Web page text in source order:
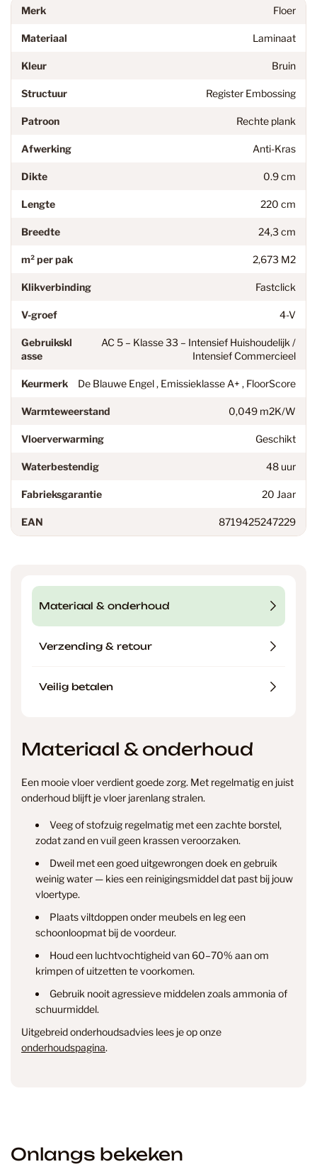
Merk Floer
Materiaal Laminaat
Kleur Bruin
Structuur Register Embossing
Patroon Rechte plank
Afwerking Anti-Kras
Dikte 0.9 cm
Lengte 220 cm
Breedte 24,3 cm
m² per pak 2,673 M2
Klikverbinding Fastclick
V-groef 4-V
Gebruikskl
asse
AC 5 – Klasse 33 – Intensief Huishoudelijk /
Intensief Commercieel
Keurmerk De Blauwe Engel , Emissieklasse A+ , FloorScore
Warmteweerstand 0,049 m2K/W
Vloerverwarming Geschikt
Waterbestendig 48 uur
Fabrieksgarantie 20 Jaar
EAN 8719425247229
Materiaal & onderhoud
Verzending & retour
Veilig betalen
Materiaal & onderhoud
Een mooie vloer verdient goede zorg. Met regelmatig en juist
onderhoud blijft je vloer jarenlang stralen.
Veeg of stofzuig regelmatig met een zachte borstel,
zodat zand en vuil geen krassen veroorzaken.
Dweil met een goed uitgewrongen doek en gebruik
weinig water — kies een reinigingsmiddel dat past bij jouw
vloertype.
Plaats viltdoppen onder meubels en leg een
schoonloopmat bij de voordeur.
Houd een luchtvochtigheid van 60–70% aan om
krimpen of uitzetten te voorkomen.
Gebruik nooit agressieve middelen zoals ammonia of
schuurmiddel.
Uitgebreid onderhoudsadvies lees je op onze
onderhoudspagina.
info@smantvloeren.nl
Verzending & levertijd
Retourneren
& annuleren
Onlangs bekeken